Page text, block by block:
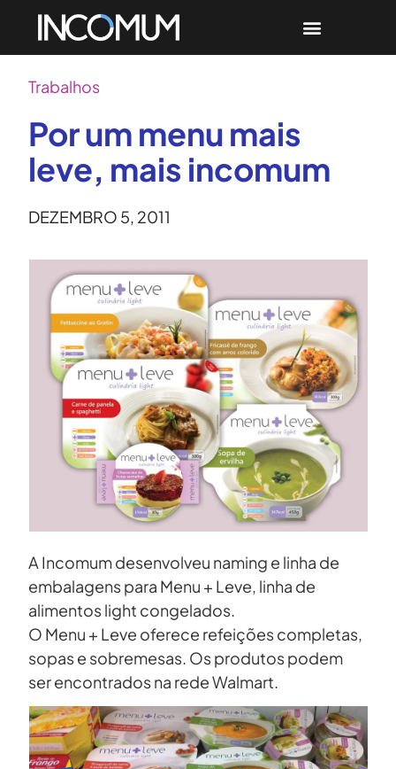
Trabalhos
Por um menu mais
leve, mais incomum
DEZEMBRO 5, 2011
A Incomum desenvolveu naming e linha de
embalagens para Menu + Leve, linha de
alimentos light congelados.
O Menu + Leve oferece refeições completas,
sopas e sobremesas. Os produtos podem
ser encontrados na rede Walmart.